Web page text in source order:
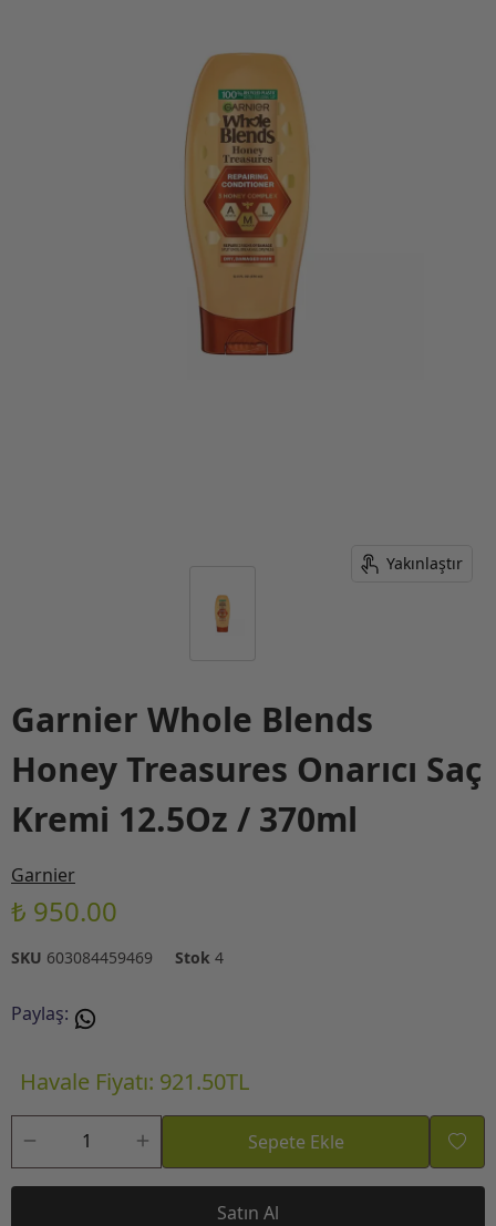
Yakınlaştır
Garnier Whole Blends
Honey Treasures Onarıcı Saç
Kremi 12.5Oz / 370ml
Garnier
₺ 950.00
SKU 603084459469 Stok 4
Paylaş:
Havale Fiyatı: 921.50TL
Sepete Ekle
Satın Al